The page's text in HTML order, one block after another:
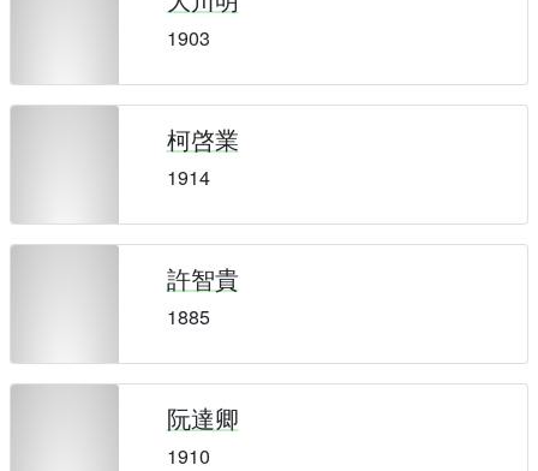
1903
柯啓業
1914
許智貴
1885
阮達卿
1910